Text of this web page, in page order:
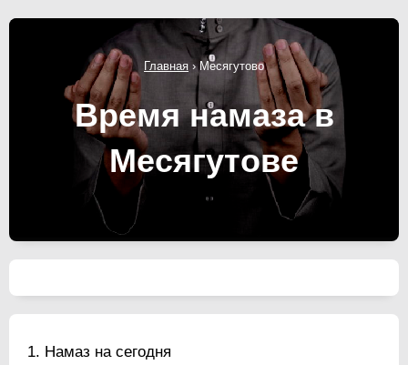
Главная ›Месягутово
Время намаза в
Месягутове
Намаз на сегодня